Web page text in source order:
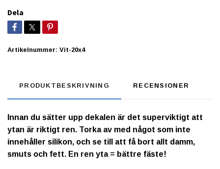
Dela
Artikelnummer: Vit-20x4
PRODUKTBESKRIVNING RECENSIONER
Innan du sätter upp dekalen är det superviktigt att
ytan är riktigt ren. Torka av med något som inte
innehåller silikon, och se till att få bort allt damm,
smuts och fett. En ren yta = bättre fäste!